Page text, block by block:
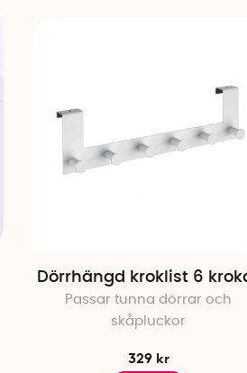
Dörrhängd kroklist 6
Passar tunna dörrar och
skåpluckor
329 kr